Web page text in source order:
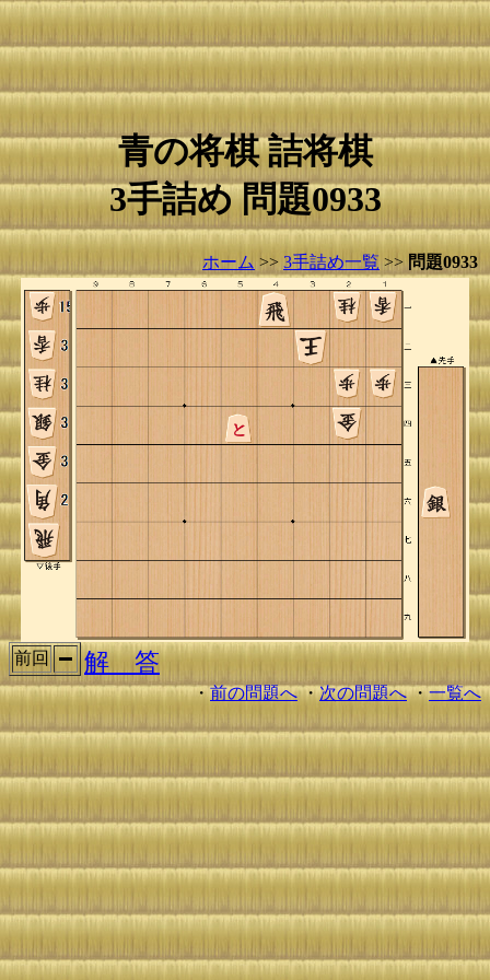
青の将棋 詰将棋
3手詰め 問題0933
ホーム >> 3手詰め一覧 >> 問題0933
前回 解 答
・前の問題へ・次の問題へ・一覧へ